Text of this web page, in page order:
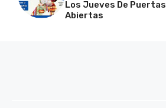
Los Jueves De Puertas
Abiertas